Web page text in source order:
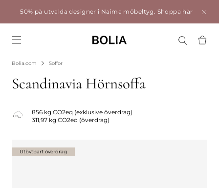
50% på utvalda designer i Naima möbeltyg. Shoppa här
Bolia.com Soffor
Scandinavia Hörnsoffa
856 kg CO2eq (exklusive överdrag)
311,97 kg CO2eq (överdrag)
Utbytbart överdrag